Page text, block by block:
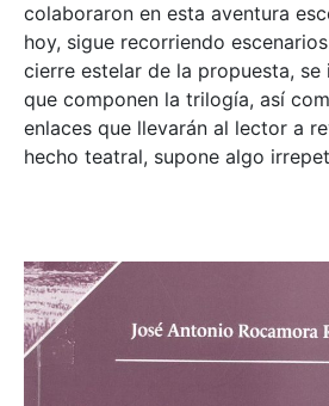
colaboraron en esta aventura
hoy, sigue recorriendo
cierre estelar de la propuesta,
que componen la trilogía, así
enlaces que llevarán al lector a
hecho teatral, supone algo